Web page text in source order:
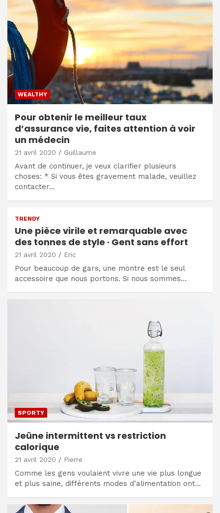
WEALTHY
Pour obtenir le meilleur taux
d’assurance vie, faites attention à voir
un médecin
21 avril 2020 Guillaume
Avant de continuer, je veux clarifier plusieurs
choses: * Si vous êtes gravement malade, veuillez
contacter…
TRENDY
Une pièce virile et remarquable avec
des tonnes de style · Gent sans effort
21 avril 2020 Eric
Pour beaucoup de gars, une montre est le seul
accessoire que nous portons. Si nous sommes…
SPORTY
Jeûne intermittent vs restriction
calorique
21 avril 2020 Pierre
Comme les gens voulaient vivre une vie plus longue
et plus saine, différents modes d’alimentation ont…